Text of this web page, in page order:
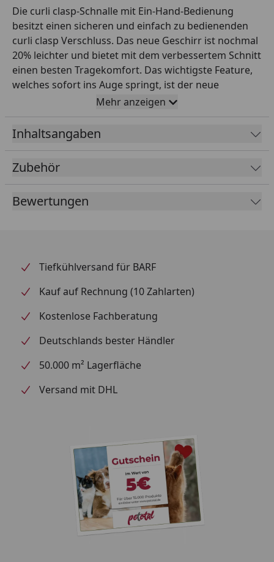
Die curli clasp-Schnalle mit Ein-Hand-Bedienung
besitzt einen sicheren und einfach zu bedienenden
curli clasp Verschluss. Das neue Geschirr ist nochmal
20% leichter und bietet mit dem verbessertem Schnitt
einen besten Tragekomfort. Das wichtigste Feature,
welches sofort ins Auge springt, ist der neue
Verschluss. Mit einem Klick ist das Geschirr gesichert
und lässt sich danach mit nur einer Hand an eine
Leine legen. Sie ist aus Polyoxymethylen (POM)
gefertigt, ist farblich auf das Geschirr abgestimmt
138kg aus. Gleichzeitig bietet es durch neue
Schnittmuster und neue Größenskala eine
verbesserte Ergonomie und optimierte Passform.
bietet nun noch mehr Tragekomfort. Zudem lässt es
Körperform des Hundes anpassen und dank der
Mehr anzeigen
Inhaltsangaben
Zubehör
Bewertungen
Tiefkühlversand für BARF
Kauf auf Rechnung (10 Zahlarten)
Kostenlose Fachberatung
Deutschlands bester Händler
50.000 m² Lagerfläche
Versand mit DHL